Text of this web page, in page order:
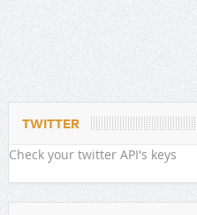
TWITTER
Check your twitter API's keys